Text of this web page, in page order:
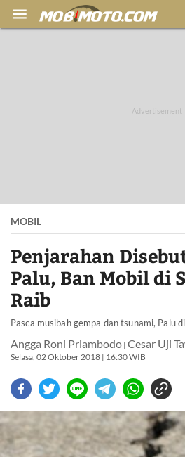

MOBIL
Penjarahan
Palu, Ban Mobil di
Raib
Pasca musibah gempa dan tsunami, Palu
Angga Roni Priambodo | Cesar Uji
Selasa, 02 Oktober 2018 | 16:30 WIB